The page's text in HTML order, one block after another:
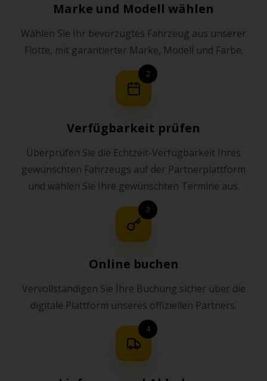
Marke und Modell wählen
Wählen Sie Ihr bevorzugtes Fahrzeug aus unserer
Flotte, mit garantierter Marke, Modell und Farbe.
2
Verfügbarkeit prüfen
Überprüfen Sie die Echtzeit-Verfügbarkeit Ihres
gewünschten Fahrzeugs auf der Partnerplattform
und wählen Sie Ihre gewünschten Termine aus.
3
Online buchen
Vervollständigen Sie Ihre Buchung sicher über die
digitale Plattform unseres offiziellen Partners.
4